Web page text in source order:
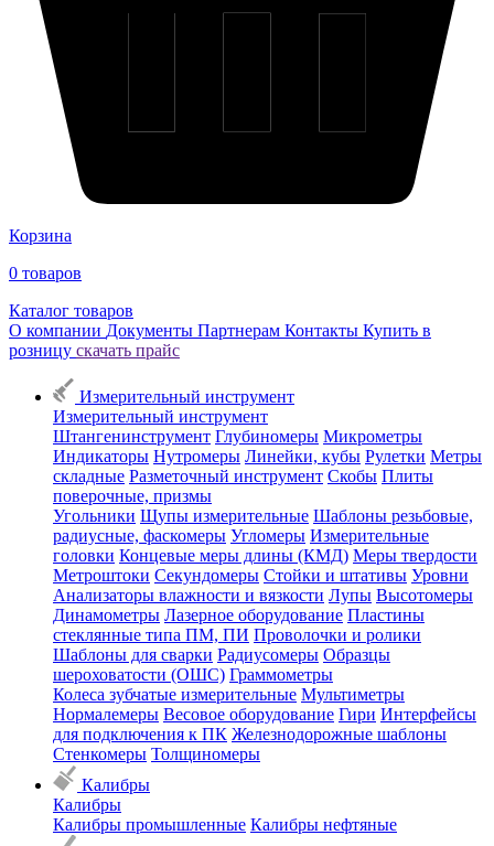
Корзина
0 товаров
Каталог товаров
О компании Документы Партнерам Контакты Купить в
розницу скачать прайс
Измерительный инструмент
Измерительный инструмент
Штангенинструмент Глубиномеры Микрометры
Индикаторы Нутромеры Линейки, кубы Рулетки Метры
складные Разметочный инструмент Скобы Плиты
поверочные, призмы
Угольники Щупы измерительные Шаблоны резьбовые,
радиусные, фаскомеры Угломеры Измерительные
головки Концевые меры длины (КМД) Меры твердости
Метроштоки Секундомеры Стойки и штативы Уровни
Анализаторы влажности и вязкости Лупы Высотомеры
Динамометры Лазерное оборудование Пластины
стеклянные типа ПМ, ПИ Проволочки и ролики
Шаблоны для сварки Радиусомеры Образцы
шероховатости (ОШС) Граммометры
Колеса зубчатые измерительные Мультиметры
Нормалемеры Весовое оборудование Гири Интерфейсы
для подключения к ПК Железнодорожные шаблоны
Стенкомеры Толщиномеры
Калибры
Калибры
Калибры промышленные Калибры нефтяные